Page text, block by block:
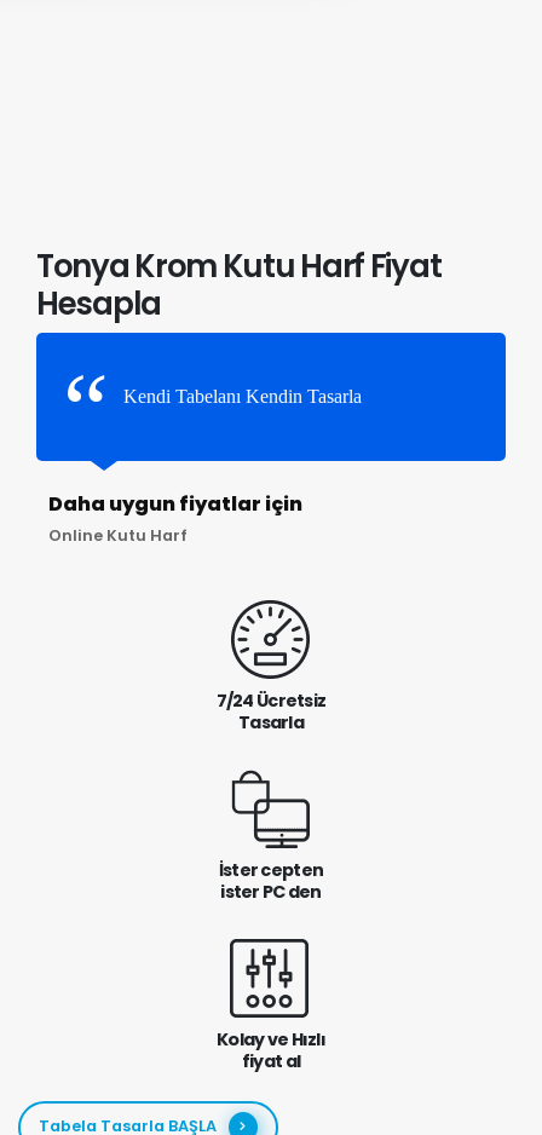
Tonya Krom Kutu Harf Fiyat
Hesapla
Kendi Tabelanı Kendin Tasarla
Daha uygun fiyatlar için
Online Kutu Harf
7/24 Ücretsiz
Tasarla
İster cepten
ister PC den
Kolay ve Hızlı
fiyat al
Tabela Tasarla BAŞLA